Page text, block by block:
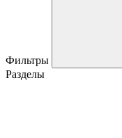
Фильтры
Разделы